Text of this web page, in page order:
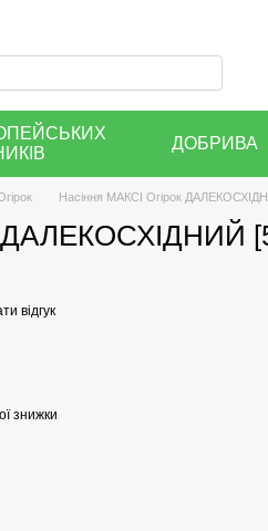
ДОБРИВА
Насіння МАКСІ Огірок
ДАЛЕКОСХІДНИЙ
відгук
знижки